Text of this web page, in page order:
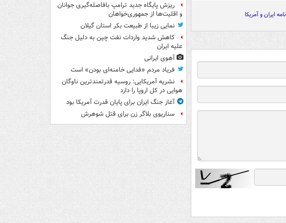
ایران و آمریکا
ریزش پایگاه جدید ترامپ بافاصله‌گیری جوانان
و اقلیت‌ها از جمهوری‌خواهان
نمایی زیبا از طبیعت بکر استان گیلان
کاهش شدید واردات نفت چین به دلیل جنگ
علیه ایران
آهوی ایرانی
فریاد مردم «فدایی خامنه‌ای بودن» است
نشریه آمریکایی: روسیه قدرتمندترین ناوگان
هوایی در کل اروپا را دارد
آغاز جنگ ایران برای پایان قدرت آمریکا بود
سناریوی بلاگر زن برای قتل شوهرش